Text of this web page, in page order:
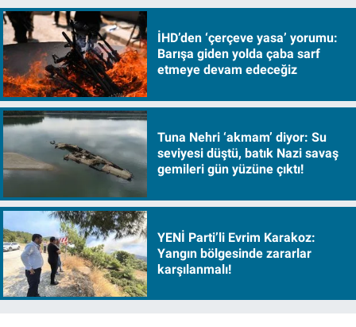
İHD’den ‘çerçeve yasa’ yorumu:
Barışa giden yolda çaba sarf
etmeye devam edeceğiz
Tuna Nehri ‘akmam’ diyor: Su
seviyesi düştü, batık Nazi savaş
gemileri gün yüzüne çıktı!
YENİ Parti’li Evrim Karakoz:
Yangın bölgesinde zararlar
karşılanmalı!